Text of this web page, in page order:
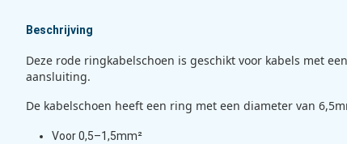
Beschrijving
Deze rode ringkabelschoen is geschikt voor kabels met
aansluiting.
De kabelschoen heeft een ring met een diameter van
Voor 0,5–1,5mm²